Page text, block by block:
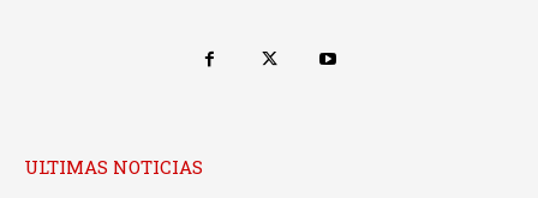
ULTIMAS NOTICIAS